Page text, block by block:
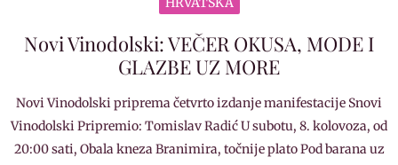
Novi Vinodolski: VEČER OKUSA, MODE I
GLAZBE UZ MORE
Novi Vinodolski priprema četvrto izdanje manifestacije Snovi
Vinodolski Pripremio: Tomislav Radić U subotu, 8. kolovoza, od
20:00 sati, Obala kneza Branimira, točnije plato Pod barana uz